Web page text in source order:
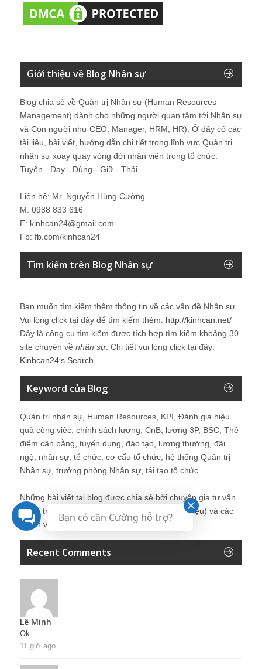
Giới thiệu về Blog Nhân sự
Blog chia sẻ về Quản trị Nhân sự (Human Resources
Management) dành cho những người quan tâm tới Nhân sự
và Con người như CEO, Manager, HRM, HR). Ở đây có các
tài liệu, bài viết, hướng dẫn chi tiết trong lĩnh vực Quản trị
nhân sự xoay quay vòng đời nhân viên trong tổ chức:
Tuyển - Dạy - Dùng - Giữ - Thải.
Liên hệ: Mr. Nguyễn Hùng Cường
M: 0988 833 616
E: kinhcan24@gmail.com
Fb: fb.com/kinhcan24
Tìm kiếm trên Blog Nhân sự
Bạn muốn tìm kiếm thêm thông tin về các vấn đề Nhân sự
Vui lòng click tại đây để tìm kiếm thêm: http://kinhcan.net/
Đây là công cụ tìm kiếm được tích hợp tìm kiếm khoảng 30
site chuyên về nhân sự. Chi tiết vui lòng click tại đây:
Kinhcan24′s Search
Keyword của Blog
Quản trị nhân sự, Human Resources, KPI, Đánh giá hiệu
quả công việc, chính sách lương, CnB, lương 3P, BSC, Thẻ
điểm cân bằng, tuyển dụng, đào tạo, lương thưởng, đãi
ngộ, nhân sự, tổ chức, cơ cấu tổ chức, hệ thống Quản trị
Nhân sự, trưởng phòng Nhân sự, tái tạo tổ chức
Những bài viết tại blog được chia sẻ bởi chuyên gia tư vấn
Quản trị Nhân sự Nguyễn Hùng Cường (
giới thiệu) và các
thành viên khác trong cộng đồng Nhân sự.
Recent Comments
Lê Minh
Ok
11 giờ ago
Bạn có cần Cường hỗ trợ?